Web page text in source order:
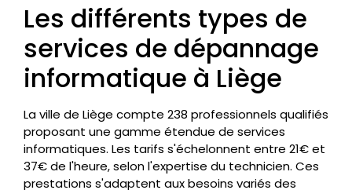
Les différents types de
services de dépannage
informatique à Liège
La ville de Liège compte 238 professionnels qualifiés
proposant une gamme étendue de services
informatiques. Les tarifs s'échelonnent entre 21€ et
37€ de l'heure, selon l'expertise du technicien. Ces
prestations s'adaptent aux besoins variés des